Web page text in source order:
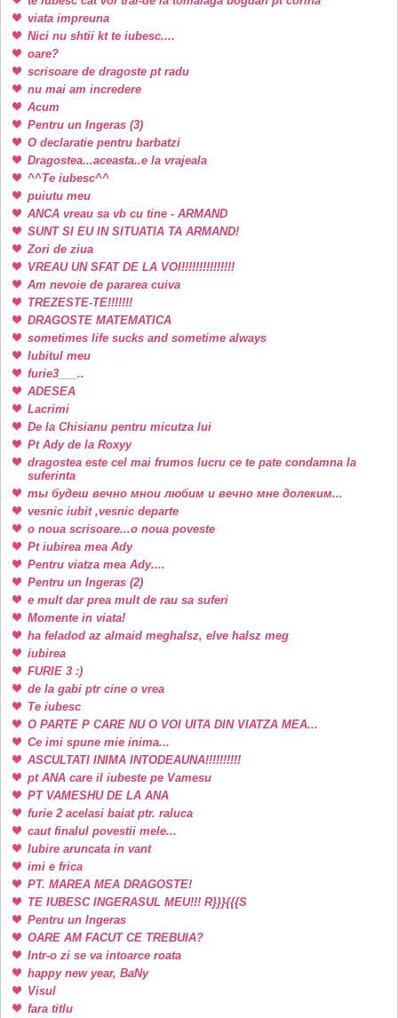
viata impreuna
Nici nu shtii kt te iubesc....
oare?
scrisoare de dragoste pt radu
nu mai am incredere
Acum
Pentru un Ingeras (3)
O declaratie pentru barbatzi
Dragostea...aceasta..e la vrajeala
^^Te iubesc^^
puiutu meu
ANCA vreau sa vb cu tine - ARMAND
SUNT SI EU IN SITUATIA TA ARMAND!
Zori de ziua
VREAU UN SFAT DE LA VOI!!!!!!!!!!!!!!!
Am nevoie de pararea cuiva
TREZESTE-TE!!!!!!!
DRAGOSTE MATEMATICA
sometimes life sucks and sometime always
Iubitul meu
furie3___..
ADESEA
Lacrimi
De la Chisianu pentru micutza lui
Pt Ady de la Roxyy
dragostea este cel mai frumos lucru ce te pate condamna la
suferinta
ты будеш вечно мнои любим и вечно мне долеким...
vesnic iubit ,vesnic departe
o noua scrisoare...o noua poveste
Pt iubirea mea Ady
Pentru viatza mea Ady....
Pentru un Ingeras (2)
e mult dar prea mult de rau sa suferi
Momente in viata!
ha feladod az almaid meghalsz, elve halsz meg
iubirea
FURIE 3 :)
de la gabi ptr cine o vrea
Te iubesc
O PARTE P CARE NU O VOI UITA DIN VIATZA MEA...
Ce imi spune mie inima...
ASCULTATI INIMA INTODEAUNA!!!!!!!!!!
pt ANA care il iubeste pe Vamesu
PT VAMESHU DE LA ANA
furie 2 acelasi baiat ptr. raluca
caut finalul povestii mele...
Iubire aruncata in vant
imi e frica
PT. MAREA MEA DRAGOSTE!
TE IUBESC INGERASUL MEU!!! R}}}{{{S
Pentru un Ingeras
OARE AM FACUT CE TREBUIA?
Intr-o zi se va intoarce roata
happy new year, BaNy
Visul
fara titlu